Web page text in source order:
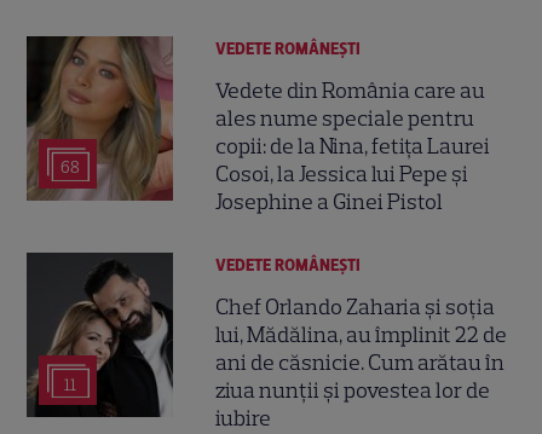
68
VEDETE ROMÂNEŞTI
Vedete din România care au
ales nume speciale pentru
copii: de la Nina, fetița Laurei
Cosoi, la Jessica lui Pepe și
Josephine a Ginei Pistol
11
VEDETE ROMÂNEŞTI
Chef Orlando Zaharia și soția
lui, Mădălina, au împlinit 22 de
ani de căsnicie. Cum arătau în
ziua nunții și povestea lor de
iubire